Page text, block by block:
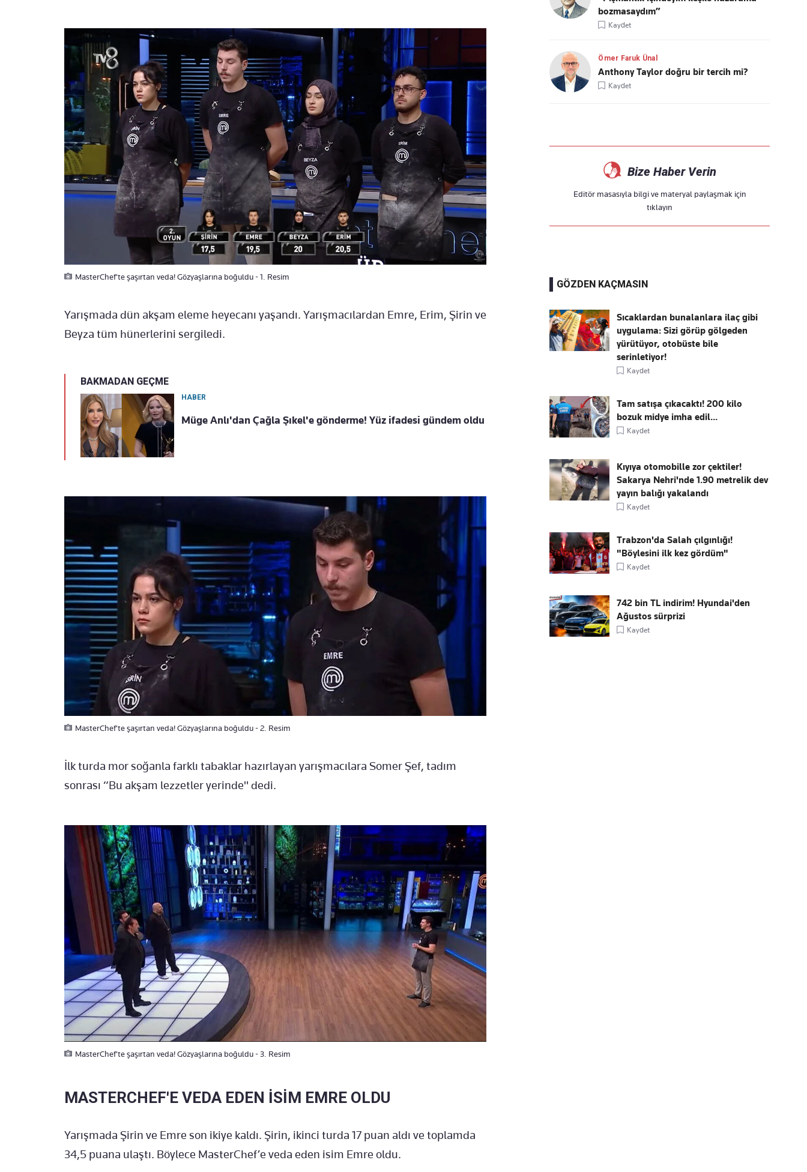
MasterChef'te şaşırtan veda! Gözyaşlarına boğuldu - 1. Resim
Yarışmada dün akşam eleme heyecanı yaşandı. Yarışmacılardan Emre, Erim, Şirin ve
Beyza tüm hünerlerini sergiledi.
BAKMADAN GEÇME
HABER
Müge Anlı'dan Çağla Şıkel'e gönderme! Yüz ifadesi gündem oldu
MasterChef'te şaşırtan veda! Gözyaşlarına boğuldu - 2. Resim
İlk turda mor soğanla farklı tabaklar hazırlayan yarışmacılara Somer Şef, tadım
sonrası “Bu akşam lezzetler yerinde" dedi.
MasterChef'te şaşırtan veda! Gözyaşlarına boğuldu - 3. Resim
MASTERCHEF'E VEDA EDEN İSİM EMRE OLDU
Yarışmada Şirin ve Emre son ikiye kaldı. Şirin, ikinci turda 17 puan aldı ve toplamda
34,5 puana ulaştı. Böylece MasterChef’e veda eden isim Emre oldu.
bozmasaydım”
Kaydet
Ömer Faruk Ünal
Anthony Taylor doğru bir tercih mi?
Kaydet
Bize Haber Verin
Editör masasıyla bilgi ve materyal paylaşmak için
tıklayın
GÖZDEN KAÇMASIN
Sıcaklardan bunalanlara ilaç gibi
uygulama: Sizi görüp gölgeden
yürütüyor, otobüste bile
serinletiyor!
Kaydet
Tam satışa çıkacaktı! 200 kilo
bozuk midye imha edil...
Kaydet
Kıyıya otomobille zor çektiler!
Sakarya Nehri'nde 1.90 metrelik dev
yayın balığı yakalandı
Kaydet
Trabzon'da Salah çılgınlığı!
"Böylesini ilk kez gördüm"
Kaydet
742 bin TL indirim! Hyundai'den
Ağustos sürprizi
Kaydet